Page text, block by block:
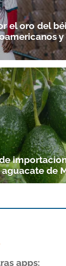
el oro del
de
apps: